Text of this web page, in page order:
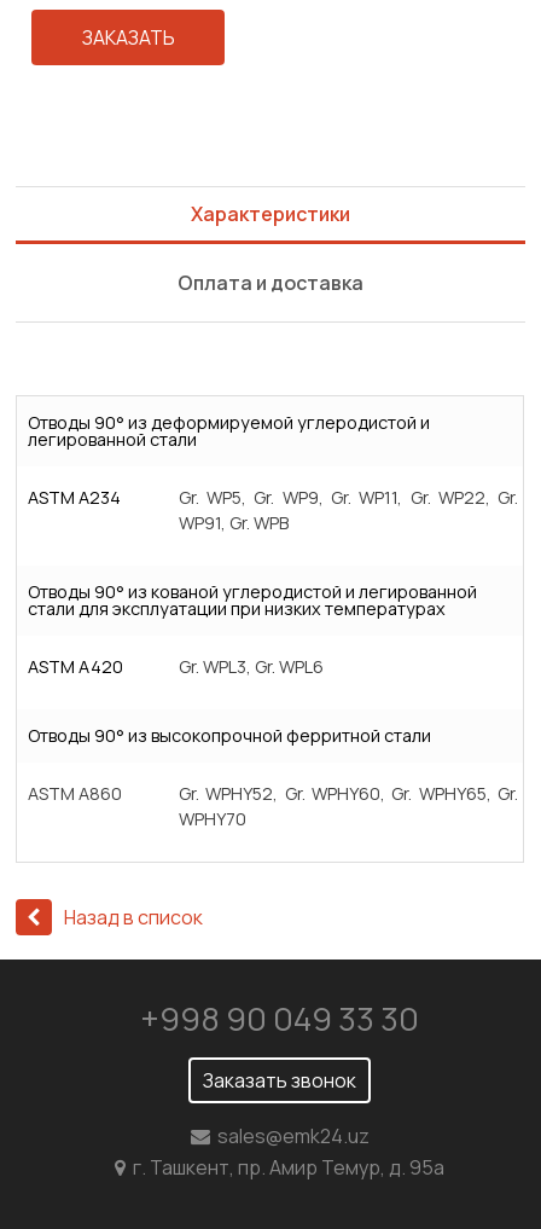
ЗАКАЗАТЬ
Характеристики
Оплата и доставка
Отводы 90° из деформируемой углеродистой и
легированной стали
ASTM A234
Gr. WP5, Gr. WP9, Gr. WP11, Gr. WP22, Gr.
WP91, Gr. WPB
Отводы 90° из кованой углеродистой и легированной
стали для эксплуатации при низких температурах
ASTM A420 Gr. WPL3, Gr. WPL6
Отводы 90° из высокопрочной ферритной стали
ASTM A860
Gr. WPHY52, Gr. WPHY60, Gr. WPHY65, Gr.
WPHY70
Назад в список
+998 90 049 33 30
Заказать звонок
sales@emk24.uz
г. Ташкент, пр. Амир Темур, д. 95а